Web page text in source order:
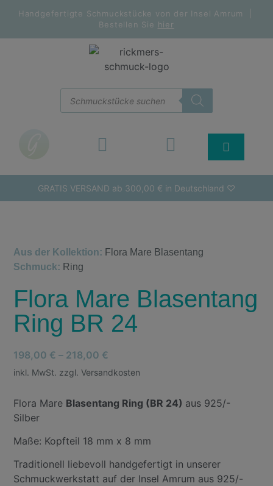
Handgefertigte Schmuckstücke von der Insel Amrum |
Bestellen Sie hier
GRATIS VERSAND ab 300,00 € in Deutschland ♡
Aus der Kollektion: Flora Mare Blasentang
Schmuck: Ring
Flora Mare Blasentang
Ring BR 24
198,00 € – 218,00 €
inkl. MwSt. zzgl. Versandkosten
Flora Mare Blasentang Ring (BR 24) aus 925/-
Silber
Maße: Kopfteil 18 mm x 8 mm
Traditionell liebevoll handgefertigt in unserer
Schmuckwerkstatt auf der Insel Amrum aus 925/-